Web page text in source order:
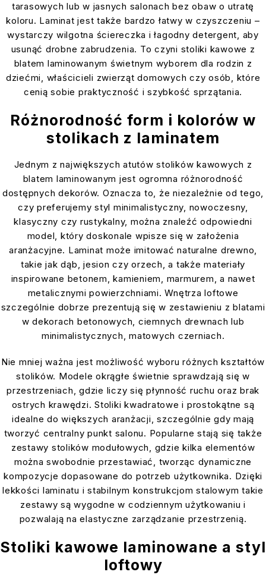
tarasowych lub w jasnych salonach bez obaw o utratę
koloru. Laminat jest także bardzo łatwy w czyszczeniu –
wystarczy wilgotna ściereczka i łagodny detergent, aby
usunąć drobne zabrudzenia. To czyni stoliki kawowe z
blatem laminowanym świetnym wyborem dla rodzin z
dziećmi, właścicieli zwierząt domowych czy osób, które
cenią sobie praktyczność i szybkość sprzątania.
Różnorodność form i kolorów w
stolikach z laminatem
Jednym z największych atutów stolików kawowych z
blatem laminowanym jest ogromna różnorodność
dostępnych dekorów. Oznacza to, że niezależnie od tego,
czy preferujemy styl minimalistyczny, nowoczesny,
klasyczny czy rustykalny, można znaleźć odpowiedni
model, który doskonale wpisze się w założenia
aranżacyjne. Laminat może imitować naturalne drewno,
takie jak dąb, jesion czy orzech, a także materiały
inspirowane betonem, kamieniem, marmurem, a nawet
metalicznymi powierzchniami. Wnętrza loftowe
szczególnie dobrze prezentują się w zestawieniu z blatami
w dekorach betonowych, ciemnych drewnach lub
minimalistycznych, matowych czerniach.
Nie mniej ważna jest możliwość wyboru różnych kształtów
stolików. Modele okrągłe świetnie sprawdzają się w
przestrzeniach, gdzie liczy się płynność ruchu oraz brak
ostrych krawędzi. Stoliki kwadratowe i prostokątne są
idealne do większych aranżacji, szczególnie gdy mają
tworzyć centralny punkt salonu. Popularne stają się także
zestawy stolików modułowych, gdzie kilka elementów
można swobodnie przestawiać, tworząc dynamiczne
kompozycje dopasowane do potrzeb użytkownika. Dzięki
lekkości laminatu i stabilnym konstrukcjom stalowym takie
zestawy są wygodne w codziennym użytkowaniu i
pozwalają na elastyczne zarządzanie przestrzenią.
Stoliki kawowe laminowane a styl
loftowy